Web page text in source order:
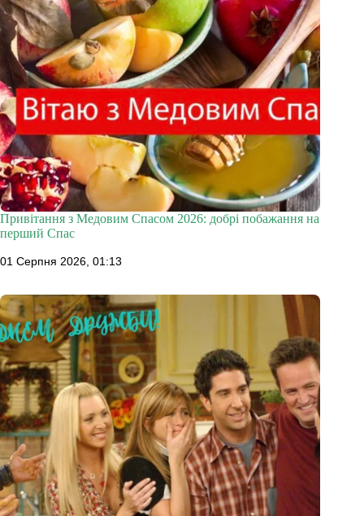
Привітання з Медовим Спасом 2026: добрі побажання на
перший Спас
01 Серпня 2026, 01:13